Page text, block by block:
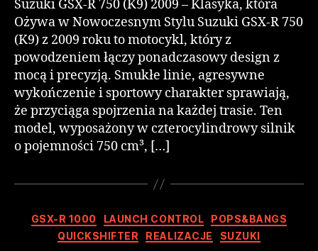
Suzuki GSX-R 750 (K9) 2009 – Klasyka, która
Ożywa w Nowoczesnym Stylu Suzuki GSX-R 750
(K9) z 2009 roku to motocykl, który z
powodzeniem łączy ponadczasowy design z
mocą i precyzją. Smukłe linie, agresywne
wykończenie i sportowy charakter sprawiają,
że przyciąga spojrzenia na każdej trasie. Ten
model, wyposażony w czterocylindrowy silnik
o pojemności 750 cm³, […]
GSX-R 1000 LAUNCH CONTROL
POPS&BANGS
QUICKSHIFTER
REALIZACJE SUZUKI